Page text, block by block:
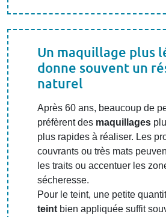
Un maquillage plus
donne souvent un
naturel
Après 60 ans, beaucoup de
préfèrent des maquillages
plus rapides à réaliser. Les
couvrants ou très mats
les traits ou accentuer les
sécheresse.
Pour le teint, une petite
teint bien appliquée suffit